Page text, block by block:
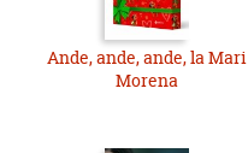
Ande, ande, ande, la Mari
Morena